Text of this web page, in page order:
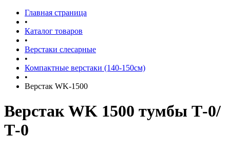
Главная страница
•
Каталог товаров
•
Верстаки слесарные
•
Компактные верстаки (140-150см)
•
Верстак WK-1500
Верстак WK 1500 тумбы Т-0/
Т-0